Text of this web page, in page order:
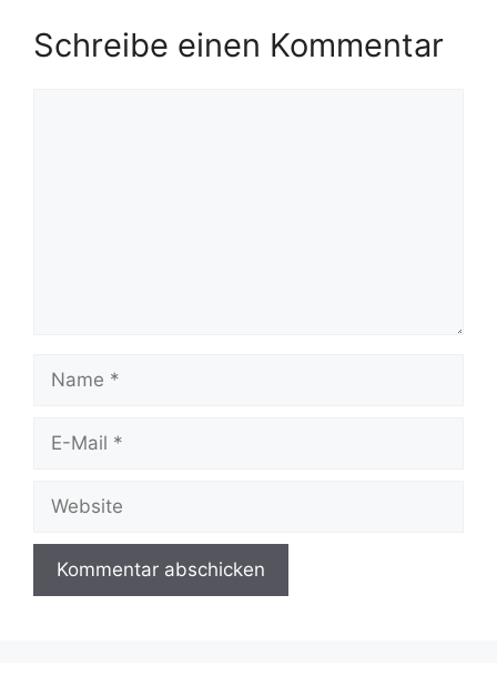
Schreibe einen Kommentar
Name
Website